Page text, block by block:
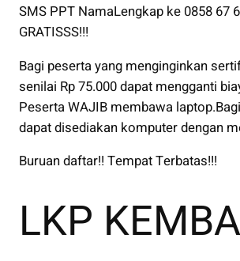
SMS PPT NamaLengkap ke 0858 67
GRATISSS!!!
Bagi peserta yang menginginkan
senilai Rp 75.000 dapat mengganti
Peserta WAJIB membawa
dapat disediakan komputer dengan
Buruan daftar!! Tempat Terbatas!!!
LKP